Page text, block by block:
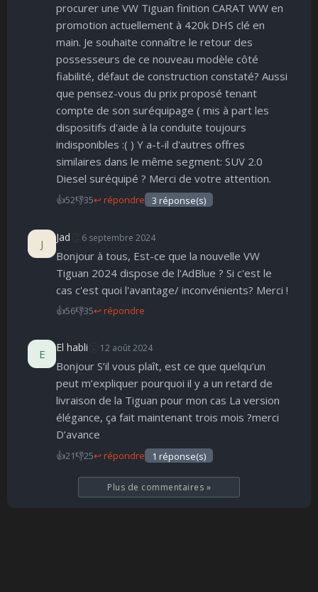
procurer une VW Tiguan finition CARAT WW en
promotion actuellement à 420k DHS clé en
main. Je souhaite connaître le retour des
possesseurs de ce nouveau modèle côté
fiabilité, défaut de construction constaté? Aussi
que pensez-vous du prix proposé tenant
compte de son suréquipage ( mis à part les
dispositifs d'aide à la conduite toujours
indisponibles :( ) Y a-t-il d'autres offres
similaires dans le même segment: SUV 2.0
Diesel suréquipé ? Merci de votre attention.
👍52👎35↩ répondre 3 réponse(s)
J Jad 6 septembre 2024
Bonjour à tous, Est-ce que la nouvelle VW
Tiguan 2024 dispose de l'AdBlue ? Si c'est le
cas c'est quoi l'avantage/ inconvénients? Merci !
👍56👎35↩ répondre
E El habli 12 août 2024
Bonjour S’il vous plaît, est ce que quelqu’un
peut m’expliquer pourquoi il y a un retard de
livraison de la Tiguan pour mon cas La version
élégance, ça fait maintenant trois mois ?merci
D’avance
👍21👎25↩ répondre 1 réponse(s)
Plus de commentaires »